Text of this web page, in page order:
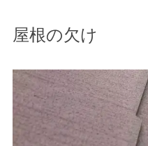
屋根の欠け